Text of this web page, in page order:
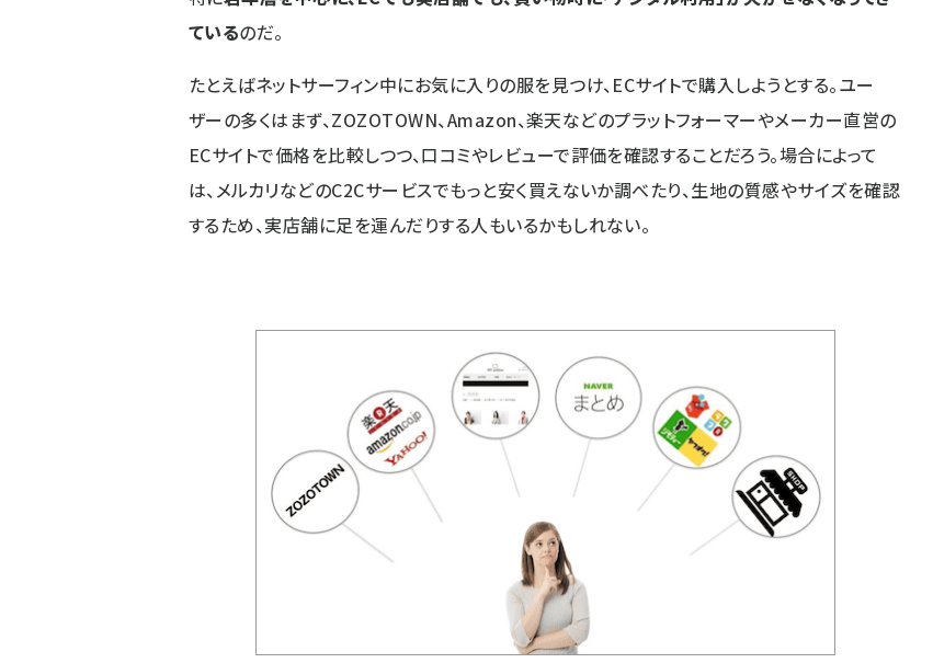
ているのだ。
たとえばネットサーフィン中にお気に入りの服を見つけ、ECサイトで購入しようとする。ユー
ザーの多くはまず、ZOZOTOWN、Amazon、楽天などのプラットフォーマーやメーカー直営の
ECサイトで価格を比較しつつ、口コミやレビューで評価を確認することだろう。場合によって
は、メルカリなどのC2Cサービスでもっと安く買えないか調べたり、生地の質感やサイズを確認
するため、実店舗に足を運んだりする人もいるかもしれない。